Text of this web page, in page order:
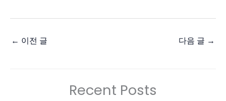
← 이전 글 다음 글 →
Recent Posts